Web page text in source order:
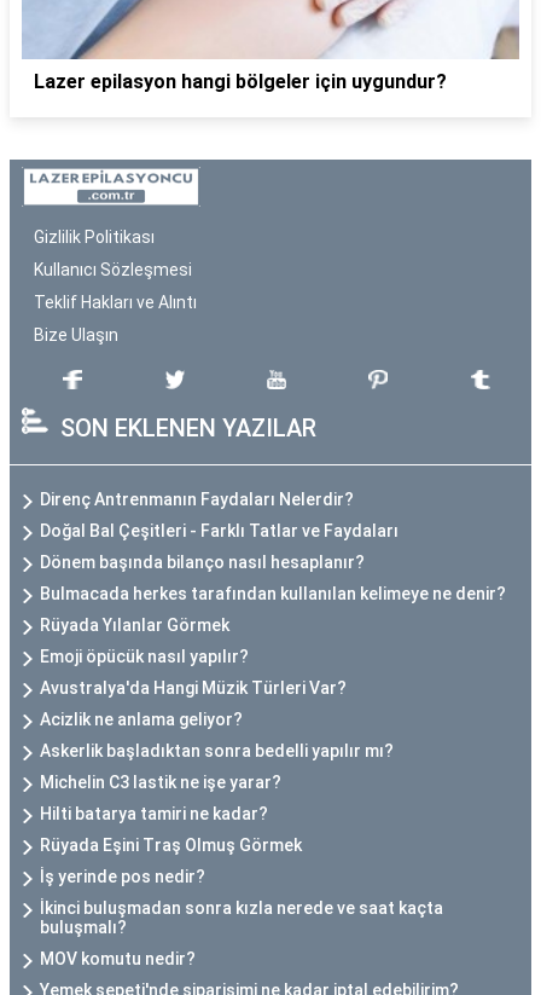
Lazer epilasyon hangi bölgeler için uygundur?
Gizlilik Politikası
Kullanıcı Sözleşmesi
Teklif Hakları ve Alıntı
Bize Ulaşın
SON EKLENEN YAZILAR
Direnç Antrenmanın Faydaları Nelerdir?
Doğal Bal Çeşitleri - Farklı Tatlar ve Faydaları
Dönem başında bilanço nasıl hesaplanır?
Bulmacada herkes tarafından kullanılan kelimeye ne denir?
Rüyada Yılanlar Görmek
Emoji öpücük nasıl yapılır?
Avustralya'da Hangi Müzik Türleri Var?
Acizlik ne anlama geliyor?
Askerlik başladıktan sonra bedelli yapılır mı?
Michelin C3 lastik ne işe yarar?
Hilti batarya tamiri ne kadar?
Rüyada Eşini Traş Olmuş Görmek
İş yerinde pos nedir?
İkinci buluşmadan sonra kızla nerede ve saat kaçta
buluşmalı?
MOV komutu nedir?
Yemek sepeti'nde siparişimi ne kadar iptal edebilirim?